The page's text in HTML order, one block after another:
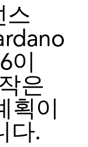
스
이
은
획이
다.